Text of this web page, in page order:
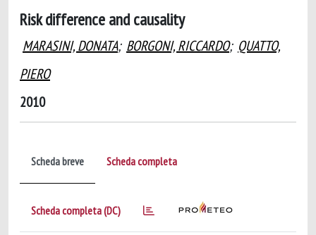
Risk difference and causality
MARASINI, DONATA; BORGONI, RICCARDO; QUATTO,
PIERO
2010
Scheda breve Scheda completa
Scheda completa (DC)